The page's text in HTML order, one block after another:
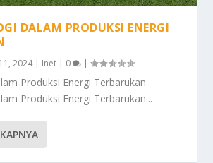
DALAM PRODUKSI ENERGI
2024| Inet | 0 |
Produksi Energi Terbarukan
Produksi Energi Terbarukan...